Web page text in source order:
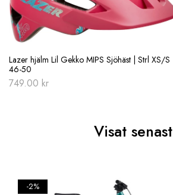
Lazer hjälm Lil Gekko MIPS Sjöhäst | Strl XS/S
46-50
749.00 kr
Visat senast
-2%